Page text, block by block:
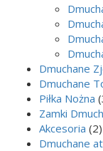
Dmuchane
Dmuchane
Piłka Nożna
Zamki
Akcesoria (2)
Dmuchane